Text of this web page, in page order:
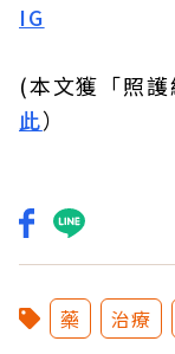
IG
(本文獲「照
此）
藥 治療